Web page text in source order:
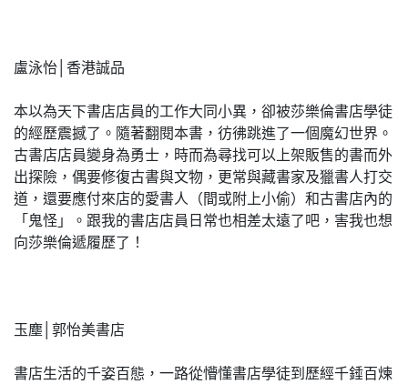
盧泳怡│香港誠品
本以為天下書店店員的工作大同小異，卻被莎樂倫書店學徒
的經歷震撼了。隨著翻閱本書，彷彿跳進了一個魔幻世界。
古書店店員變身為勇士，時而為尋找可以上架販售的書而外
出探險，偶要修復古書與文物，更常與藏書家及獵書人打交
道，還要應付來店的愛書人（間或附上小偷）和古書店內的
「鬼怪」。跟我的書店店員日常也相差太遠了吧，害我也想
向莎樂倫遞履歷了！
玉塵│郭怡美書店
書店生活的千姿百態，一路從懵懂書店學徒到歷經千錘百煉